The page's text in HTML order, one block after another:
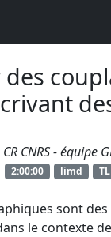
CR CNRS - équipe
limd
2:00:00
sont
le contexte